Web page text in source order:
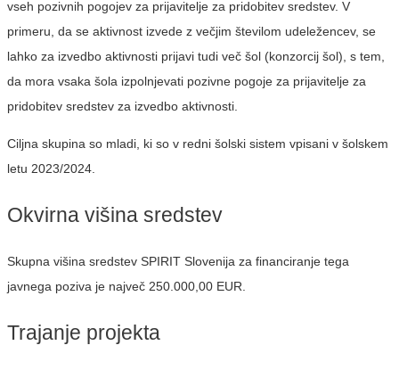
vseh pozivnih pogojev za prijavitelje za pridobitev sredstev. V
primeru, da se aktivnost izvede z večjim številom udeležencev, se
lahko za izvedbo aktivnosti prijavi tudi več šol (konzorcij šol), s tem,
da mora vsaka šola izpolnjevati pozivne pogoje za prijavitelje za
pridobitev sredstev za izvedbo aktivnosti.
Ciljna skupina so mladi, ki so v redni šolski sistem vpisani v šolskem
letu 2023/2024.
Okvirna višina sredstev
Skupna višina sredstev SPIRIT Slovenija za financiranje tega
javnega poziva je največ 250.000,00 EUR.
Trajanje projekta